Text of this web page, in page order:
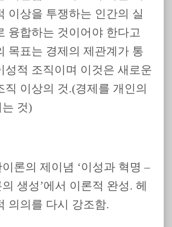
이상을 투쟁하는 인간의 실
융합하는 것이어야 한다고
목표는 경제의 제관계가 통
성적 조직이며 이것은 새로운
직 이상의 것.(경제를 개인의
는 것)
론의 제이념 ‘이성과 혁명 –
생성’에서 이론적 완성. 헤
의의를 다시 강조함.